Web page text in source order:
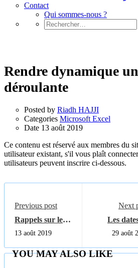
Contact
Qui sommes-nous ?
Rechercher :
Rendre dynamique
déroulante
Posted by Riadh HAJJI
Categories Microsoft Excel
Date 13 août 2019
Ce contenu est réservé aux membres du
utilisateur existant, s'il vous plaît
utilisateurs peuvent inscrire ci-dessous.
Previous post
Rappels sur les
nombres
binaires
13 août 2019
Next
Les
29 août
YOU MAY ALSO LIKE